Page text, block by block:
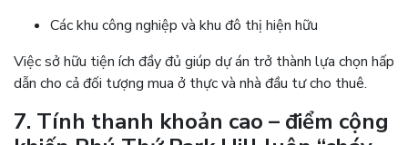
Các khu công nghiệp và khu đô thị hiện hữu
Việc sở hữu tiện ích đầy đủ giúp dự án trở thành lựa chọn hấp
dẫn cho cả đối tượng mua ở thực và nhà đầu tư cho thuê.
7. Tính thanh khoản cao – điểm cộng